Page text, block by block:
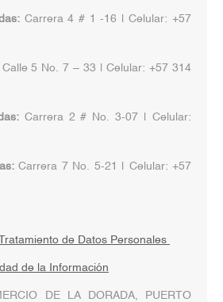
Carrera 4 # 1 -16 | Celular: +57
Calle 5 No. 7 – 33 | Celular: +57 314
Carrera 2 # No. 3-07 | Celular:
Carrera 7 No. 5-21 | Celular: +57
de Datos Personales
de la Información
DE LA DORADA, PUERTO